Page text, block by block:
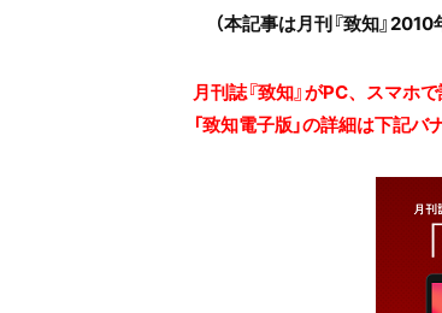
（本記事は月刊『致知』
月刊誌『致知』がPC、スマホ
「致知電子版」の詳細は下記